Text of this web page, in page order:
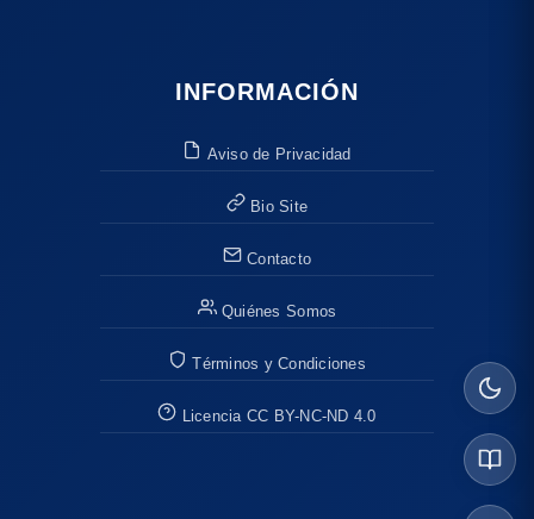
INFORMACIÓN
Aviso de Privacidad
Bio Site
Contacto
Quiénes Somos
Términos y Condiciones
Licencia CC BY-NC-ND 4.0